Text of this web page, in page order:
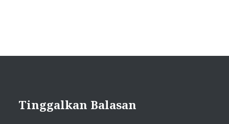
Tinggalkan Balasan